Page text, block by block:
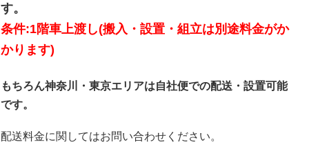
す。
条件:1階車上渡し(搬入・設置・組立は別途料金がか
かります)
もちろん神奈川・東京エリアは自社便での配送・設置可能
です。
配送料金に関してはお問い合わせください。